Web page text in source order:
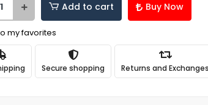
Add to cart Buy Now
my favorites
Secure shopping Returns and Exchanges